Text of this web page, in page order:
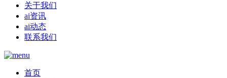
关于我们
ai资讯
ai动态
联系我们
首页